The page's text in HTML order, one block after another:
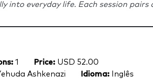
into everyday life. Each session pairs
1 Price: USD 52.00
Ashkenazi Idioma: Inglês